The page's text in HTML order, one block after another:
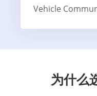
Vehicle
为什么